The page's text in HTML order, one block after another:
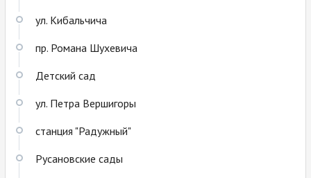
ул. Кибальчича
пр. Романа Шухевича
Детский сад
ул. Петра Вершигоры
станция "Радужный"
Русановские сады